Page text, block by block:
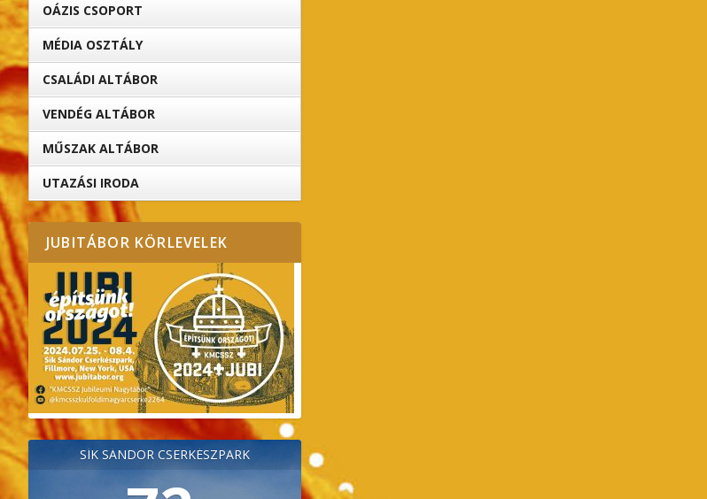
OÁZIS CSOPORT
MÉDIA OSZTÁLY
CSALÁDI ALTÁBOR
VENDÉG ALTÁBOR
MŰSZAK ALTÁBOR
UTAZÁSI IRODA
JUBITÁBOR KÖRLEVELEK
SÍK SÁNDOR CSERKÉSZPARK